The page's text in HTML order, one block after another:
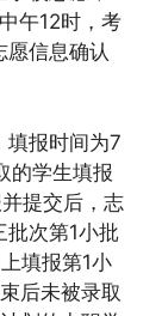
午12时，考
愿信息确认
填报时间为7
的学生填报
提交后，志
批次第1小批
填报第1小
后未被录取